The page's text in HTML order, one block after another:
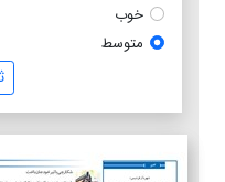
خوب
متوسط